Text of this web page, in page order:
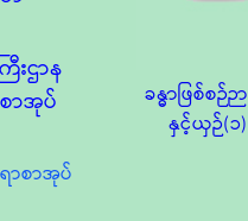
းဌာန
ာအုပ်
ာစာအုပ်
ခန္ဓာဖြစ်စဉ်
နှင့်ယှဉ်(၁)